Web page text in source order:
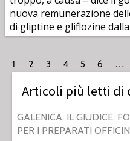
nuova remunerazione
di gliptine e gliflozine
1 2 3 4 5 6 …
Articoli più letti di
GALENICA, IL GIUDICE:
PER I PREPARATI